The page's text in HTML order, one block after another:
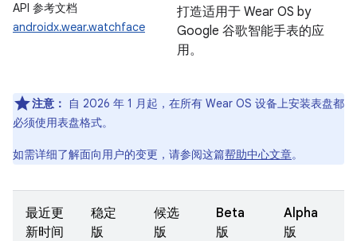
API 参考文档
androidx.wear.watchface
打造适用于 Wear OS by
Google 谷歌智能手表的应
用。
注意：
自 2026 年 1 月起，在所有 Wear OS 设备上安装表盘都
必须使用表盘格式。
如需详细了解面向用户的变更，请参阅这篇帮助中心文章。
最近更
新时间
稳定
版
候选
版
Beta
版
Alpha
版